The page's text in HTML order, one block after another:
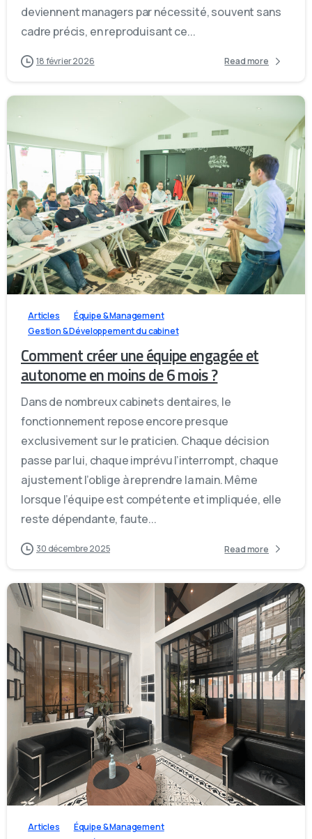
deviennent managers par nécessité, souvent sans
cadre précis, en reproduisant ce...
18 février 2026 Read more
0 10
Articles
Équipe & Management
Gestion & Développement du cabinet
Comment créer une équipe engagée et
autonome en moins de 6 mois ?
Dans de nombreux cabinets dentaires, le
fonctionnement repose encore presque
exclusivement sur le praticien. Chaque décision
passe par lui, chaque imprévu l’interrompt, chaque
ajustement l’oblige à reprendre la main. Même
lorsque l’équipe est compétente et impliquée, elle
reste dépendante, faute...
30 décembre 2025 Read more
0 1 1
Articles
Équipe & Management